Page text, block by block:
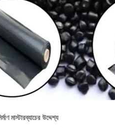
মাস্টারব্যাচের উদ্দেশ্য